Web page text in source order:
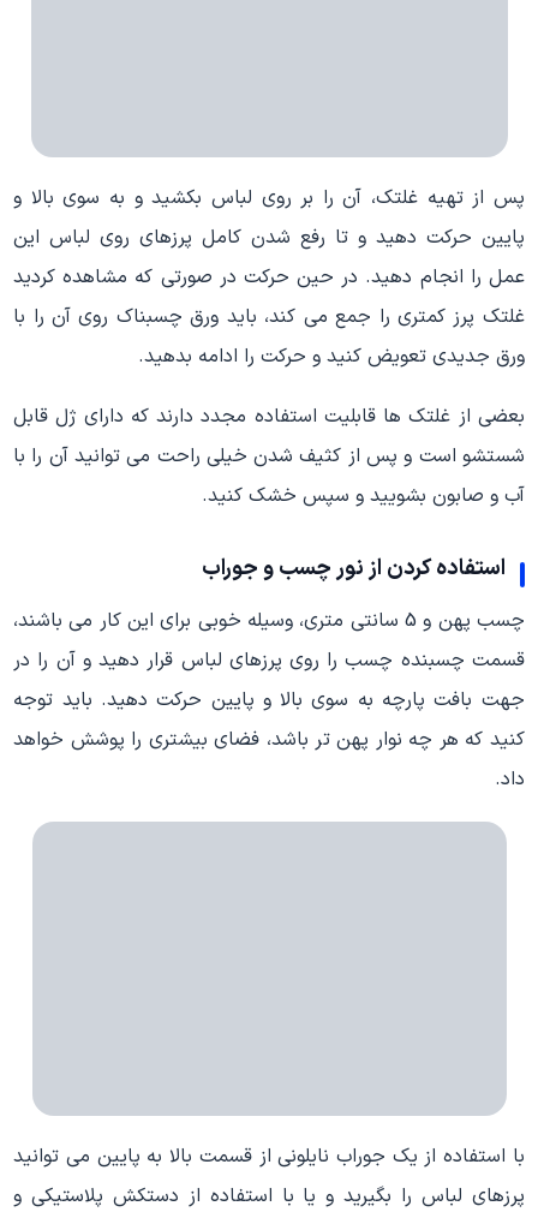
پس از تهیه غلتک، آن را بر روی لباس بکشید و به سوی بالا و
پایین حرکت دهید و تا رفع شدن کامل پرزهای روی لباس این
عمل را انجام دهید. در حین حرکت در صورتی که مشاهده کردید
غلتک پرز کمتری را جمع می کند، باید ورق چسبناک روی آن را با
ورق جدیدی تعویض کنید و حرکت را ادامه بدهید.
بعضی از غلتک ها قابلیت استفاده مجدد دارند که دارای ژل قابل
شستشو است و پس از کثیف شدن خیلی راحت می توانید آن را با
آب و صابون بشویید و سپس خشک کنید.
استفاده کردن از نور چسب و جوراب
چسب پهن و 5 سانتی متری، وسیله خوبی برای این کار می باشند،
قسمت چسبنده چسب را روی پرزهای لباس قرار دهید و آن را در
جهت بافت پارچه به سوی بالا و پایین حرکت دهید. باید توجه
کنید که هر چه نوار پهن تر باشد، فضای بیشتری را پوشش خواهد
داد.
با استفاده از یک جوراب نایلونی از قسمت بالا به پایین می توانید
پرزهای لباس را بگیرید و یا با استفاده از دستکش پلاستیکی و